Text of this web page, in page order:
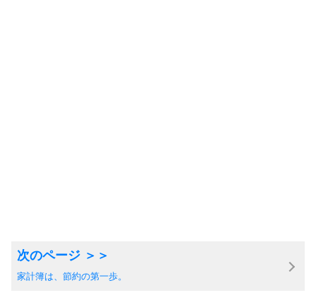
家計簿は、節約の第一歩。